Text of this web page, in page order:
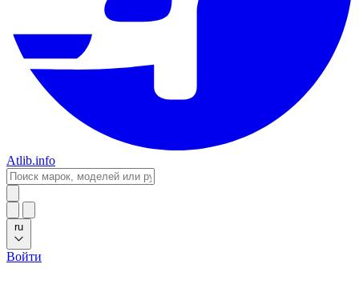
Atlib.info
ru
Войти